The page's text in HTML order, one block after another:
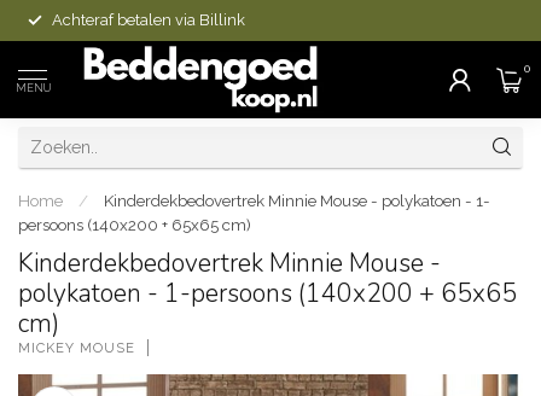
Achteraf betalen via Billink
MENU
0
Home /
Kinderdekbedovertrek Minnie Mouse - polykatoen - 1-
persoons (140x200 + 65x65 cm)
Kinderdekbedovertrek Minnie Mouse -
polykatoen - 1-persoons (140x200 + 65x65
cm)
MICKEY MOUSE